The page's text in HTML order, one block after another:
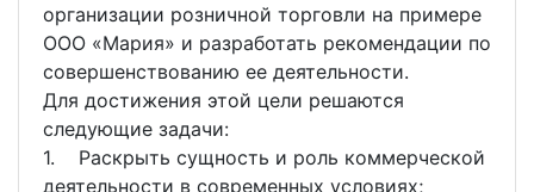
организации розничной торговли на примере
ООО «Мария» и разработать рекомендации по
совершенствованию ее деятельности.
Для достижения этой цели решаются
следующие задачи:
1. Раскрыть сущность и роль коммерческой
деятельности в современных условиях;